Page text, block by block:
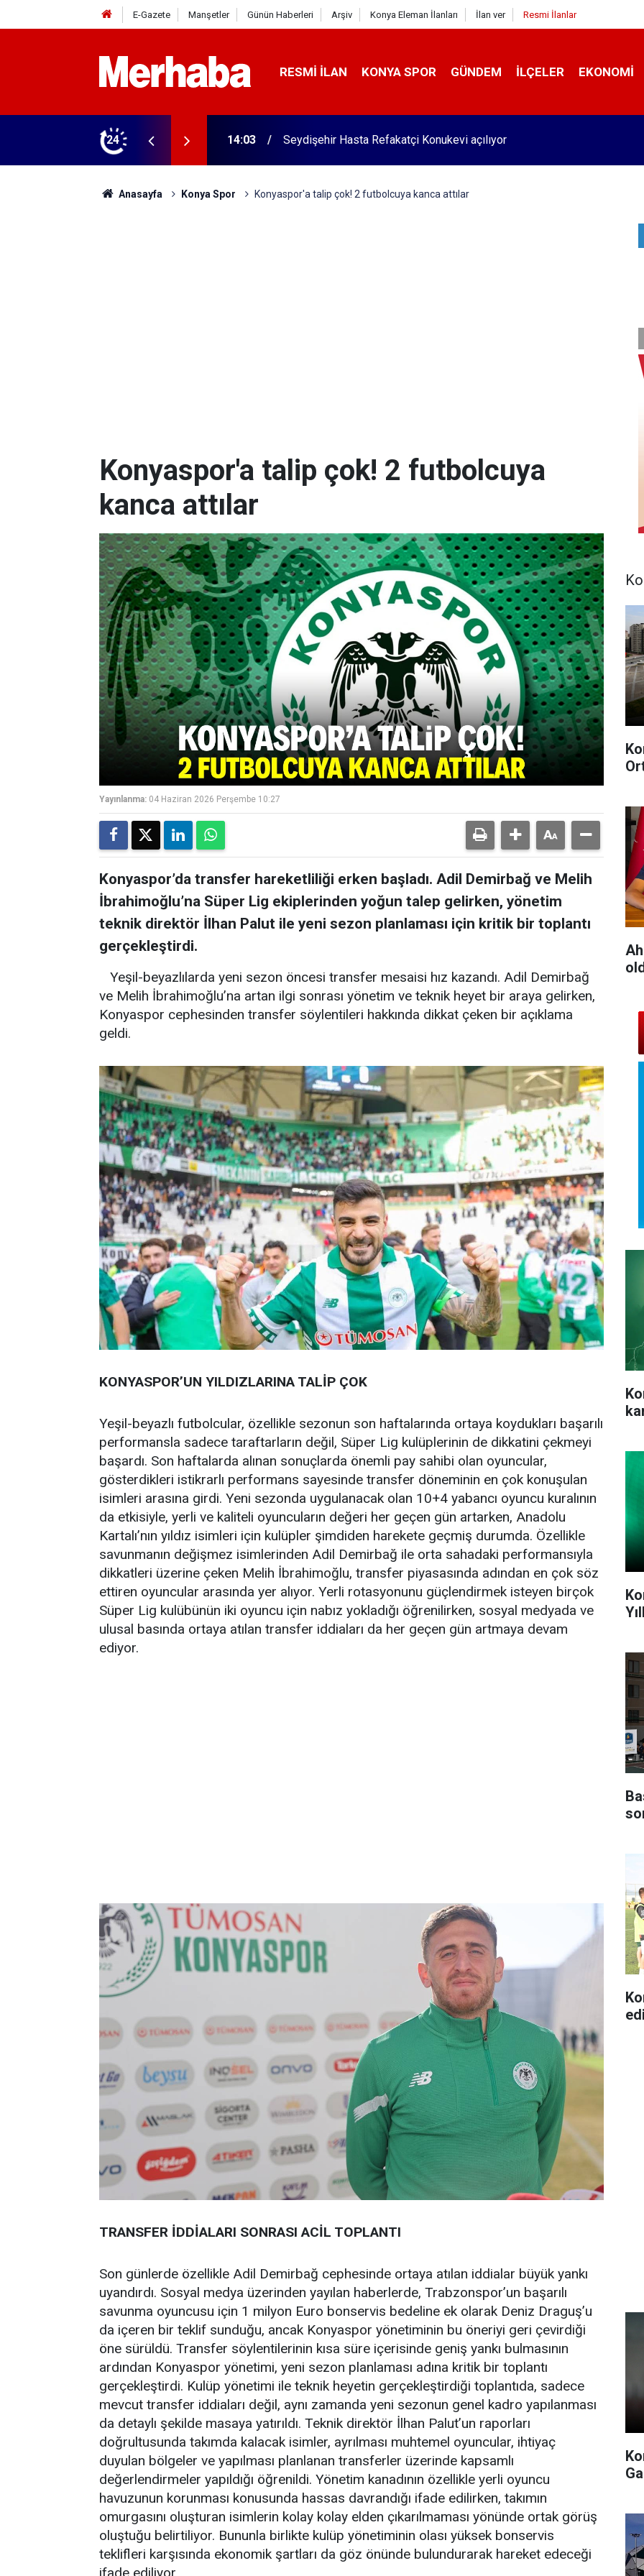
E-Gazete Manşetler Günün Haberleri Arşiv Konya Eleman İlanları İlan ver Resmi İlanlar
RESMI İLAN KONYA SPOR GÜNDEM İLÇELER EKONOMI
24 13:53 'Konya’da taşınması istenirken iş makinelerinin bozulduğu kabir!'
Anasayfa Konya Spor Konyaspor'a talip çok! 2 futbolcuya kanca attılar
Konyaspor'a talip çok! 2 futbolcuya
kanca attılar
Yayınlanma: 04 Haziran 2026 Perşembe 10:27
Konyaspor’da transfer hareketliliği erken başladı. Adil Demirbağ ve Melih
İbrahimoğlu’na Süper Lig ekiplerinden yoğun talep gelirken, yönetim
teknik direktör İlhan Palut ile yeni sezon planlaması için kritik bir toplantı
gerçekleştirdi.
Yeşil-beyazlılarda yeni sezon öncesi transfer mesaisi hız kazandı. Adil Demirbağ
ve Melih İbrahimoğlu’na artan ilgi sonrası yönetim ve teknik heyet bir araya gelirken,
Konyaspor cephesinden transfer söylentileri hakkında dikkat çeken bir açıklama
geldi.
KONYASPOR’UN YILDIZLARINA TALİP ÇOK
Yeşil-beyazlı futbolcular, özellikle sezonun son haftalarında ortaya koydukları başarılı
performansla sadece taraftarların değil, Süper Lig kulüplerinin de dikkatini çekmeyi
başardı. Son haftalarda alınan sonuçlarda önemli pay sahibi olan oyuncular,
gösterdikleri istikrarlı performans sayesinde transfer döneminin en çok konuşulan
isimleri arasına girdi. Yeni sezonda uygulanacak olan 10+4 yabancı oyuncu kuralının
da etkisiyle, yerli ve kaliteli oyuncuların değeri her geçen gün artarken, Anadolu
Kartalı’nın yıldız isimleri için kulüpler şimdiden harekete geçmiş durumda. Özellikle
savunmanın değişmez isimlerinden Adil Demirbağ ile orta sahadaki performansıyla
dikkatleri üzerine çeken Melih İbrahimoğlu, transfer piyasasında adından en çok söz
ettiren oyuncular arasında yer alıyor. Yerli rotasyonunu güçlendirmek isteyen birçok
Süper Lig kulübünün iki oyuncu için nabız yokladığı öğrenilirken, sosyal medyada ve
ulusal basında ortaya atılan transfer iddiaları da her geçen gün artmaya devam
ediyor.
TRANSFER İDDİALARI SONRASI ACİL TOPLANTI
Son günlerde özellikle Adil Demirbağ cephesinde ortaya atılan iddialar büyük yankı
uyandırdı. Sosyal medya üzerinden yayılan haberlerde, Trabzonspor’un başarılı
savunma oyuncusu için 1 milyon Euro bonservis bedeline ek olarak Deniz Draguş’u
da içeren bir teklif sunduğu, ancak Konyaspor yönetiminin bu öneriyi geri çevirdiği
öne sürüldü. Transfer söylentilerinin kısa süre içerisinde geniş yankı bulmasının
ardından Konyaspor yönetimi, yeni sezon planlaması adına kritik bir toplantı
gerçekleştirdi. Kulüp yönetimi ile teknik heyetin gerçekleştirdiği toplantıda, sadece
mevcut transfer iddiaları değil, aynı zamanda yeni sezonun genel kadro yapılanması
da detaylı şekilde masaya yatırıldı. Teknik direktör İlhan Palut’un raporları
doğrultusunda takımda kalacak isimler, ayrılması muhtemel oyuncular, ihtiyaç
duyulan bölgeler ve yapılması planlanan transferler üzerinde kapsamlı
değerlendirmeler yapıldığı öğrenildi. Yönetim kanadının özellikle yerli oyuncu
havuzunun korunması konusunda hassas davrandığı ifade edilirken, takımın
omurgasını oluşturan isimlerin kolay kolay elden çıkarılmaması yönünde ortak görüş
oluştuğu belirtiliyor. Bununla birlikte kulüp yönetiminin olası yüksek bonservis
teklifleri karşısında ekonomik şartları da göz önünde bulundurarak hareket edeceği